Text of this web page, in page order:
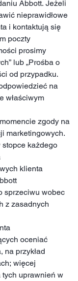
Abbott. Jeżeli
nieprawidłowe
i kontaktują się
poczty
prosimy
lub „Prośba o
od przypadku.
na
właściwym
zgody na
marketingowych.
każdego
klienta
sprzeciwu wobec
z zasadnych
oceniać
na przykład
więcej
uprawnień w